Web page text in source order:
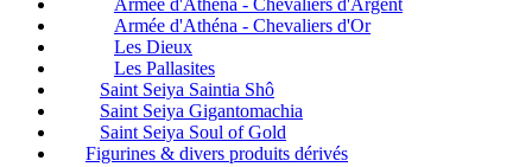
Armée d'Athéna - Chevaliers d'Argent
Armée d'Athéna - Chevaliers d'Or
Les Dieux
Les Pallasites
Saint Seiya Saintia Shô
Saint Seiya Gigantomachia
Saint Seiya Soul of Gold
Figurines & divers produits dérivés